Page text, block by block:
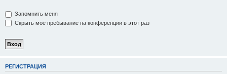
Запомнить меня
Скрыть моё пребывание на конференции в этот раз
РЕГИСТРАЦИЯ